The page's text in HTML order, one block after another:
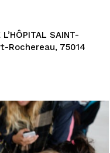
SAINT-
Rochereau, 75014